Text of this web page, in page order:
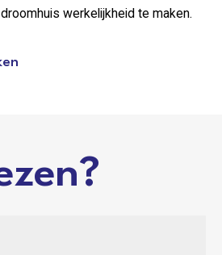
werkelijkheid te maken.